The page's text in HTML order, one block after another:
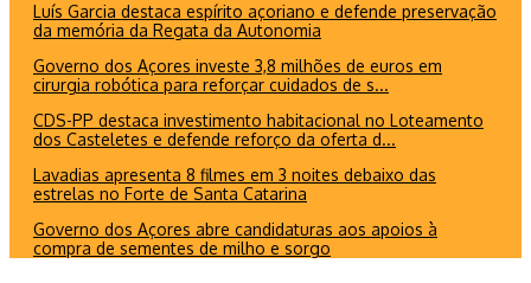
Luís Garcia destaca espírito açoriano e defende preservação
da memória da Regata da Autonomia
Governo dos Açores investe 3,8 milhões de euros em
cirurgia robótica para reforçar cuidados de s...
CDS-PP destaca investimento habitacional no Loteamento
dos Casteletes e defende reforço da oferta d...
Lavadias apresenta 8 filmes em 3 noites debaixo das
estrelas no Forte de Santa Catarina
Governo dos Açores abre candidaturas aos apoios à
compra de sementes de milho e sorgo